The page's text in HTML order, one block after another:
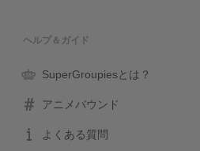
ヘルプ＆ガイド
SuperGroupiesとは？
アニメバウンド
よくある質問